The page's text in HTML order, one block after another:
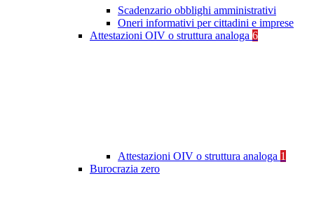
Scadenzario obblighi amministrativi
Oneri informativi per cittadini e imprese
Attestazioni OIV o struttura analoga 6
Attestazioni OIV o struttura analoga 1
Burocrazia zero